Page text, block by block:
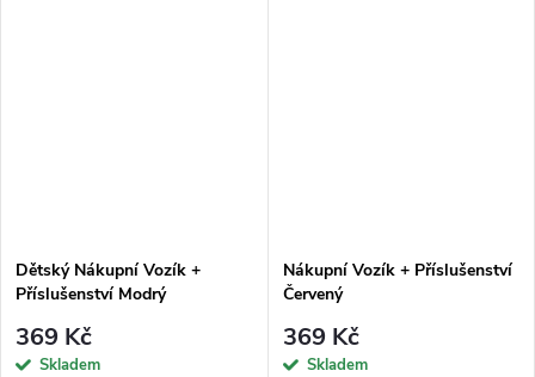
Dětský Nákupní Vozík +
Příslušenství Modrý
369 Kč
Skladem
Nákupní Vozík + Příslušenství
Červený
369 Kč
Skladem